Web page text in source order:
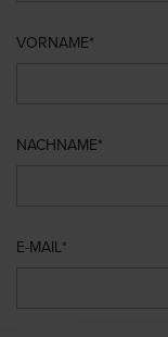
VORNAME
NACHNAME
E-MAIL